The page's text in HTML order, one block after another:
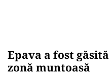
Epava a fost
zonă muntoasă